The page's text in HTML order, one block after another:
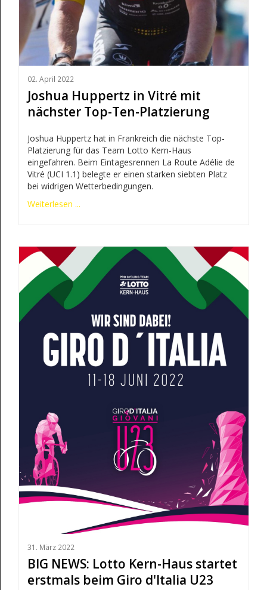
02. April 2022
Joshua Huppertz in Vitré mit
nächster Top-Ten-Platzierung
Joshua Huppertz hat in Frankreich die nächste Top-
Platzierung für das Team Lotto Kern-Haus
eingefahren. Beim Eintagesrennen La Route Adélie de
Vitré (UCI 1.1) belegte er einen starken siebten Platz
bei widrigen Wetterbedingungen.
Weiterlesen ...
31. März 2022
BIG NEWS: Lotto Kern-Haus startet
erstmals beim Giro d'Italia U23